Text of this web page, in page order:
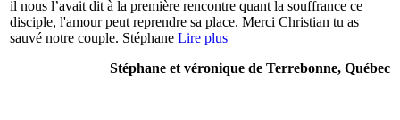
il nous l’avait dit à la première rencontre quant la souffrance ce
disciple, l'amour peut reprendre sa place. Merci Christian tu as
sauvé notre couple. Stéphane Lire plus
Stéphane et véronique de Terrebonne, Québec